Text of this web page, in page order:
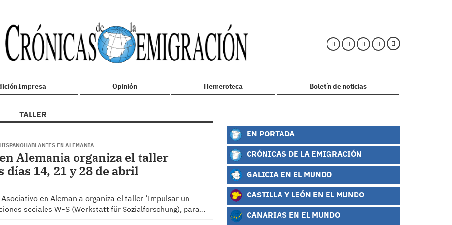
Impresa Opinión Hemeroteca Boletín de noticias
TALLER
EN ALEMANIA
Alemania organiza el taller
días 14, 21 y 28 de abril
en Alemania organiza el taller ‘Impulsar un
sociales WFS (Werkstatt für Sozialforschung), para…
EN PORTADA
CRÓNICAS DE LA EMIGRACIÓN
GALICIA EN EL MUNDO
CASTILLA Y LEÓN EN EL MUNDO
CANARIAS EN EL MUNDO